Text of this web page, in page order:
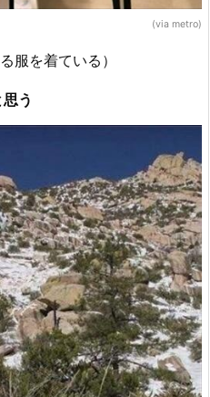
(via metro)
服を着ている）
う